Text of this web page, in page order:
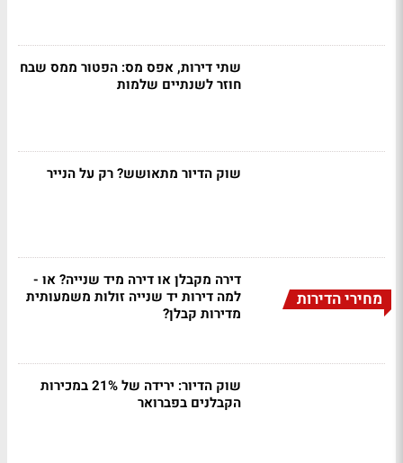
שתי דירות, אפס מס: הפטור ממס שבח
חוזר לשנתיים שלמות
שוק הדיור מתאושש? רק על הנייר
מחירי הדירות
דירה מקבלן או דירה מיד שנייה? או -
למה דירות יד שנייה זולות משמעותית
מדירות קבלן?
שוק הדיור: ירידה של 21% במכירות
הקבלנים בפברואר